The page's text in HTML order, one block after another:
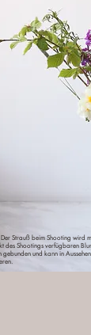
Strauß beim Shooting wird
des Shootings verfügbaren
gebunden und kann in